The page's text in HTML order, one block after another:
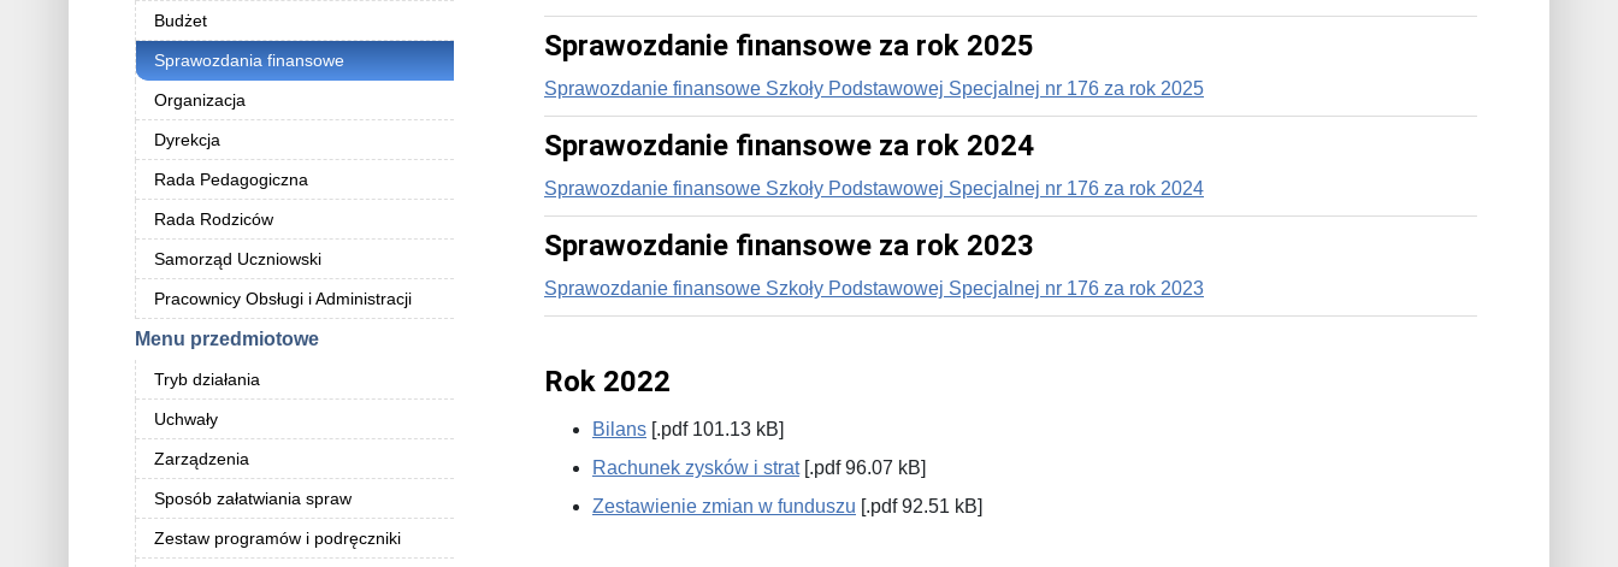
Budżet
Sprawozdania finansowe
Organizacja
Dyrekcja
Rada Pedagogiczna
Rada Rodziców
Samorząd Uczniowski
Pracownicy Obsługi i Administracji
Menu przedmiotowe
Tryb działania
Uchwały
Zarządzenia
Sposób załatwiania spraw
Zestaw programów i podręczniki
Sprawozdanie finansowe za rok 2025
Sprawozdanie finansowe Szkoły Podstawowej Specjalnej nr 176 za rok 2025
Sprawozdanie finansowe za rok 2024
Sprawozdanie finansowe Szkoły Podstawowej Specjalnej nr 176 za rok 2024
Sprawozdanie finansowe za rok 2023
Sprawozdanie finansowe Szkoły Podstawowej Specjalnej nr 176 za rok 2023
Rok 2022
Bilans [.pdf 101.13 kB]
Rachunek zysków i strat[.pdf 96.07 kB]
Zestawienie zmian w funduszu [.pdf 92.51 kB]